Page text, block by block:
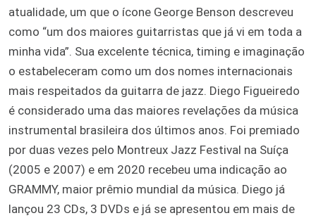
atualidade, um que o ícone George Benson descreveu
como “um dos maiores guitarristas que já vi em toda a
minha vida”. Sua excelente técnica, timing e imaginação
o estabeleceram como um dos nomes internacionais
mais respeitados da guitarra de jazz. Diego Figueiredo
é considerado uma das maiores revelações da música
instrumental brasileira dos últimos anos. Foi premiado
por duas vezes pelo Montreux Jazz Festival na Suíça
(2005 e 2007) e em 2020 recebeu uma indicação ao
GRAMMY, maior prêmio mundial da música. Diego já
lançou 23 CDs, 3 DVDs e já se apresentou em mais de